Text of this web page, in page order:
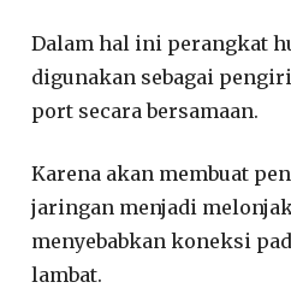
Dalam hal ini perangkat
digunakan sebagai
port secara bersamaan.
Karena akan membuat
jaringan menjadi
menyebabkan koneksi
lambat.